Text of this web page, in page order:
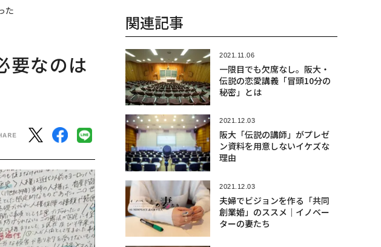
た
要なのは
関連記事
2021.11.06
一限目でも欠席なし。阪大・
伝説の恋愛講義「冒頭10分の
秘密」とは
2021.12.03
阪大「伝説の講師」がプレゼ
ン資料を用意しないイケズな
理由
2021.12.03
夫婦でビジョンを作る「共同
創業婚」のススメ｜イノベー
ターの妻たち